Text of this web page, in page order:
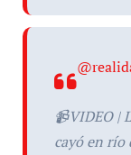
📹VIDEO |
cayó en río